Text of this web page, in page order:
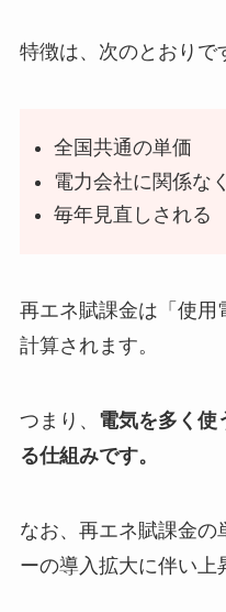
特徴は、次のとおりで
全国共通の単価
電力会社に関係な
毎年見直しされる
再エネ賦課金は「使用
計算されます。
つまり、 電気を多く使
る仕組みです。
なお、再エネ賦課金の
ーの導入拡大に伴い上